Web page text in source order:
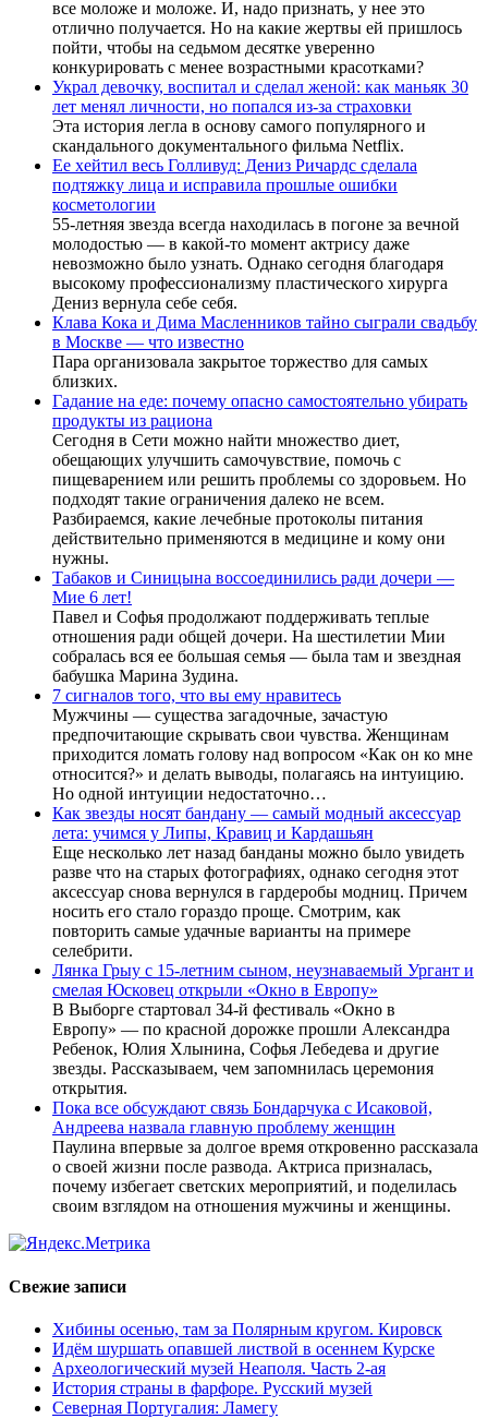
все моложе и моложе. И, надо признать, у нее это
отлично получается. Но на какие жертвы ей пришлось
пойти, чтобы на седьмом десятке уверенно
конкурировать с менее возрастными красотками?
Украл девочку, воспитал и сделал женой: как маньяк 30
лет менял личности, но попался из-за страховки
Эта история легла в основу самого популярного и
скандального документального фильма Netflix.
Ее хейтил весь Голливуд: Дениз Ричардс сделала
подтяжку лица и исправила прошлые ошибки
косметологии
55-летняя звезда всегда находилась в погоне за вечной
молодостью — в какой-то момент актрису даже
невозможно было узнать. Однако сегодня благодаря
высокому профессионализму пластического хирурга
Дениз вернула себе себя.
Клава Кока и Дима Масленников тайно сыграли свадьбу
в Москве — что известно
Пара организовала закрытое торжество для самых
близких.
Гадание на еде: почему опасно самостоятельно убирать
продукты из рациона
Сегодня в Сети можно найти множество диет,
обещающих улучшить самочувствие, помочь с
пищеварением или решить проблемы со здоровьем. Но
подходят такие ограничения далеко не всем.
Разбираемся, какие лечебные протоколы питания
действительно применяются в медицине и кому они
нужны.
Табаков и Синицына воссоединились ради дочери —
Мие 6 лет!
Павел и Софья продолжают поддерживать теплые
отношения ради общей дочери. На шестилетии Мии
собралась вся ее большая семья — была там и звездная
бабушка Марина Зудина.
7 сигналов того, что вы ему нравитесь
Мужчины — существа загадочные, зачастую
предпочитающие скрывать свои чувства. Женщинам
приходится ломать голову над вопросом «Как он ко мне
относится?» и делать выводы, полагаясь на интуицию.
Но одной интуиции недостаточно…
Как звезды носят бандану — самый модный аксессуар
лета: учимся у Липы, Кравиц и Кардашьян
Еще несколько лет назад банданы можно было увидеть
разве что на старых фотографиях, однако сегодня этот
аксессуар снова вернулся в гардеробы модниц. Причем
носить его стало гораздо проще. Смотрим, как
повторить самые удачные варианты на примере
селебрити.
Лянка Грыу с 15-летним сыном, неузнаваемый Ургант и
смелая Юсковец открыли «Окно в Европу»
В Выборге стартовал 34-й фестиваль «Окно в
Европу» — по красной дорожке прошли Александра
Ребенок, Юлия Хлынина, Софья Лебедева и другие
звезды. Рассказываем, чем запомнилась церемония
открытия.
Пока все обсуждают связь Бондарчука с Исаковой,
Андреева назвала главную проблему женщин
Паулина впервые за долгое время откровенно рассказала
о своей жизни после развода. Актриса призналась,
почему избегает светских мероприятий, и поделилась
своим взглядом на отношения мужчины и женщины.
Свежие записи
Хибины осенью, там за Полярным кругом. Кировск
Идём шуршать опавшей листвой в осеннем Курске
Археологический музей Неаполя. Часть 2-ая
История страны в фарфоре. Русский музей
Северная Португалия: Ламегу